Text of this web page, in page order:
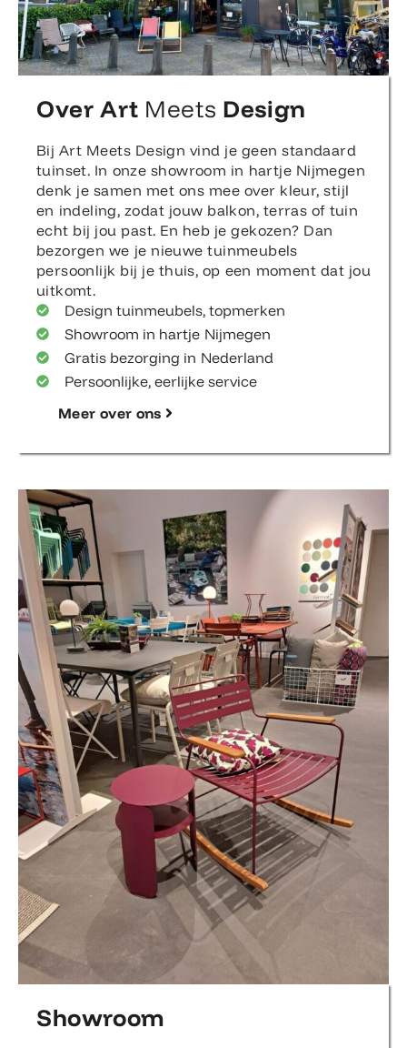
Over Art Meets Design
Bij Art Meets Design vind je geen standaard
tuinset. In onze showroom in hartje Nijmegen
denk je samen met ons mee over kleur, stijl
en indeling, zodat jouw balkon, terras of tuin
echt bij jou past. En heb je gekozen? Dan
bezorgen we je nieuwe tuinmeubels
persoonlijk bij je thuis, op een moment dat jou
uitkomt.
Design tuinmeubels, topmerken
Showroom in hartje Nijmegen
Gratis bezorging in Nederland
Persoonlijke, eerlijke service
Meer over ons
Showroom